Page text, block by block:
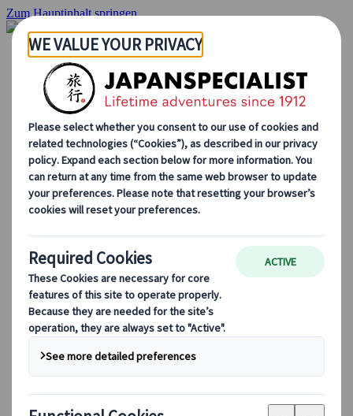
Zum Hauptinhalt springen
Startseite
Rundreisen
Individuelle Reisen
Gruppenreisen
Selbstfahrerreisen
Ausflüge
Massgeschneiderte Gruppenreisen
Japan Rail Pass
Wie wir arbeiten
Über uns
Treffen Sie unser Team
Werden Sie Teil unseres Teams
Saisonale Reisetipps
Highlights des Reiseziels
Kulturelle Einblicke
Kulinarische Erlebnisse
Entdecke Japan mit dem Zug
Häufig gestellte Fragen
Wichtige Informationen
Etikette in Japan
Autofahren in Japan
Bei uns buchen
Japan Rail Pass
Unterkunft
Online-Beratung